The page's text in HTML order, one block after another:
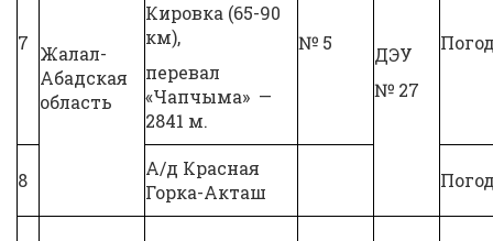
7 Жалал-
Абадская
область
Кировка (65-90
км),
перевал
«Чапчыма» —
2841 м.
№ 5
ДЭУ
№ 27
8
А/д Красная
Горка-Акташ